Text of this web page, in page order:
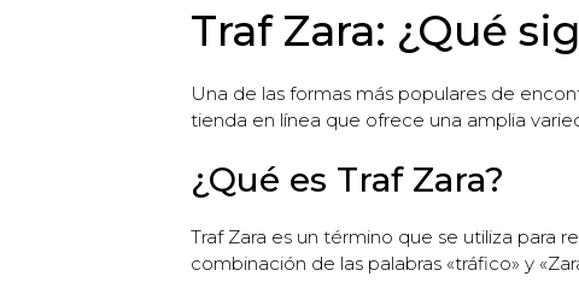
Traf Zara: ¿Qué
Una de las formas más populares de
tienda en línea que ofrece una amplia
¿Qué es Traf Zara?
Traf Zara es un término que se utiliza para
combinación de las palabras «tráfico» y